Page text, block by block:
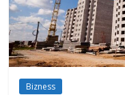
Bizness